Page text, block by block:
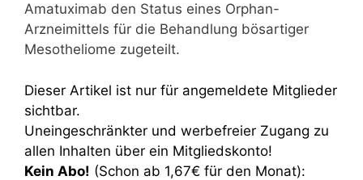
Amatuximab den Status eines Orphan-
Arzneimittels für die Behandlung bösartiger
Mesotheliome zugeteilt.
Dieser Artikel ist nur für angemeldete Mitglieder
sichtbar.
Uneingeschränkter und werbefreier Zugang zu
allen Inhalten über ein Mitgliedskonto!
Kein Abo! (Schon ab 1,67€ für den Monat):